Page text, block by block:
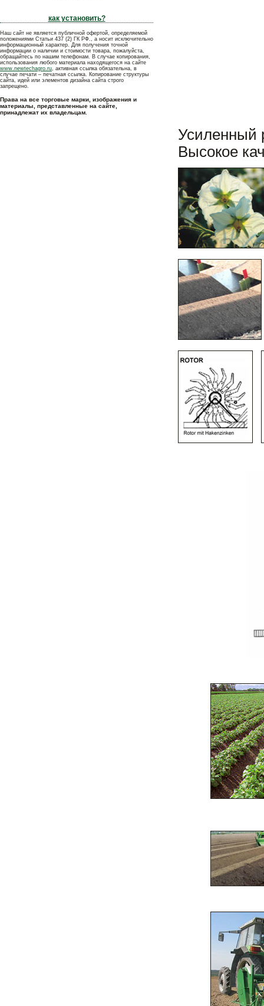
как установить?
Наш сайт не является публичной офертой, определяемой
положениями Статьи 437 (2) ГК РФ., а носит исключительно
информационный характер. Для получения точной
информации о наличии и стоимости товара, пожалуйста,
обращайтесь по нашим телефонам. В случае копирования,
использования любого материала находящегося на сайте
www.newtechagro.ru, активная ссылка обязательна, в
случае печати – печатная ссылка. Копирование структуры
сайта, идей или элементов дизайна сайта строго
запрещено.
Права на все торговые марки, изображения и
материалы, представленные на сайте,
принадлежат их владельцам.
Усиленный
Высокое